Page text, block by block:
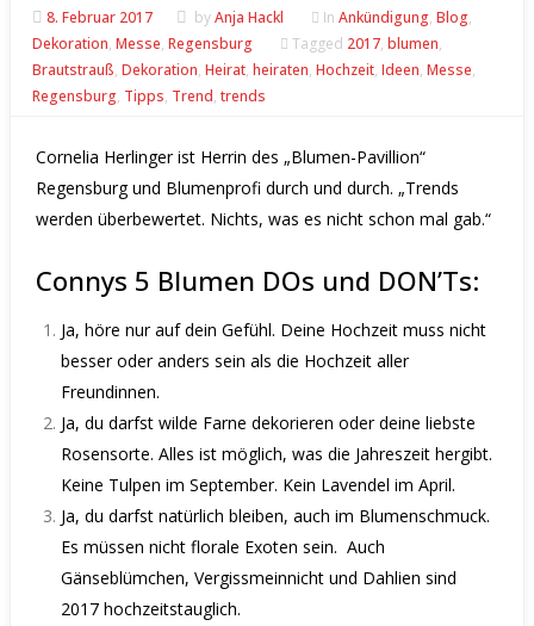
8. Februar 2017 byAnja Hackl In Ankündigung, Blog,
Dekoration, Messe, Regensburg Tagged 2017, blumen,
Brautstrauß, Dekoration, Heirat, heiraten, Hochzeit, Ideen, Messe,
Regensburg, Tipps, Trend, trends
Cornelia Herlinger ist Herrin des „Blumen-Pavillion“
Regensburgund Blumenprofi durch und durch. „Trends
werden überbewertet. Nichts, was es nicht schon mal gab.“
Connys 5 Blumen DOs und DON’Ts:
Ja, höre nur auf dein Gefühl. Deine Hochzeit muss nicht
besser oder anders sein als die Hochzeit aller
Freundinnen.
Ja, du darfst wilde Farne dekorieren oder deine liebste
Rosensorte. Alles ist möglich, was die Jahreszeit hergibt.
Keine Tulpen im September. Kein Lavendel im April.
Ja, du darfst natürlich bleiben, auch im Blumenschmuck.
Es müssen nicht florale Exoten sein. Auch
Gänseblümchen, Vergissmeinnicht und Dahlien sind
2017 hochzeitstauglich.